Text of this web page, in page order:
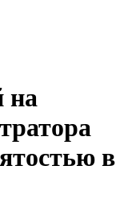
на
в